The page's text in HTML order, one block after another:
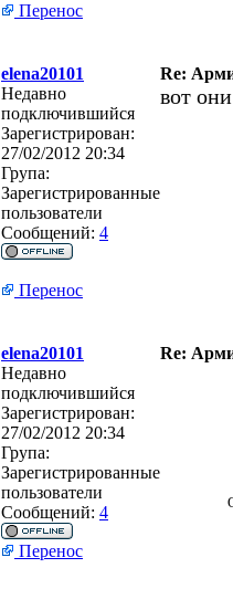
Перенос
elena20101
Re:
Недавно
подключившийся
Зарегистрирован:
27/02/2012 20:34
Група:
Зарегистрированные
пользователи
Сообщений: 4
вот
Перенос
elena20101
Re:
Недавно
подключившийся
Зарегистрирован:
27/02/2012 20:34
Група:
Зарегистрированные
пользователи
Сообщений: 4
Перенос